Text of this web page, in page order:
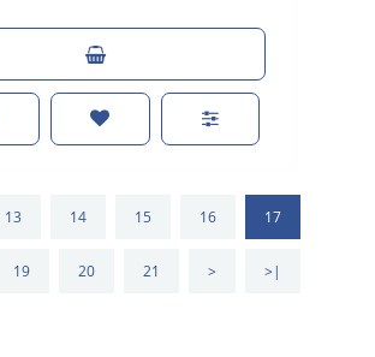
13 14 15 16 17
19 20 21 > >|